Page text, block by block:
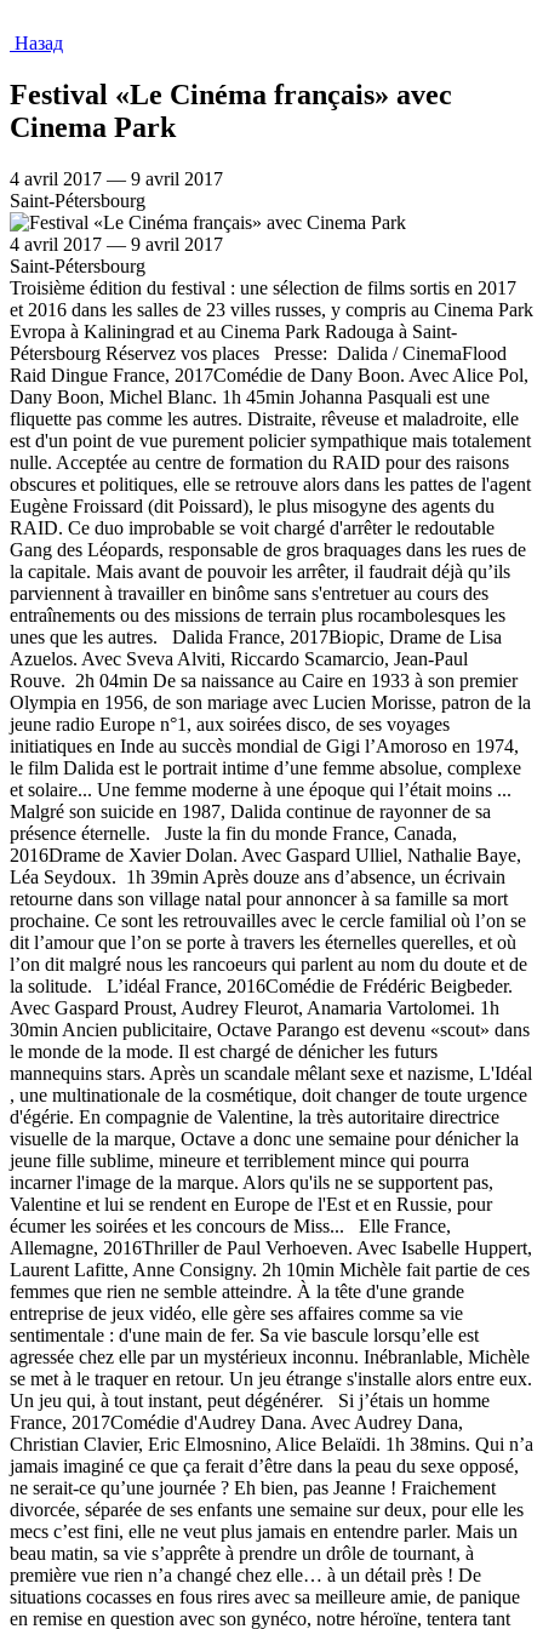
Назад
Festival «Le Cinéma français» avec
Cinema Park
4 avril 2017 — 9 avril 2017
Saint-Pétersbourg
4 avril 2017 — 9 avril 2017
Saint-Pétersbourg
Troisième édition du festival : une sélection de films sortis en 2017
et 2016 dans les salles de 23 villes russes, y compris au Cinema Park
Evropa à Kaliningrad et au Cinema Park Radouga à Saint-
Pétersbourg Réservez vos places Presse: Dalida / CinemaFlood
Raid Dingue France, 2017Comédie de Dany Boon. Avec Alice Pol,
Dany Boon, Michel Blanc. 1h 45min Johanna Pasquali est une
fliquette pas comme les autres. Distraite, rêveuse et maladroite, elle
est d'un point de vue purement policier sympathique mais totalement
nulle. Acceptée au centre de formation du RAID pour des raisons
obscures et politiques, elle se retrouve alors dans les pattes de l'agent
Eugène Froissard (dit Poissard), le plus misogyne des agents du
RAID. Ce duo improbable se voit chargé d'arrêter le redoutable
Gang des Léopards, responsable de gros braquages dans les rues de
la capitale. Mais avant de pouvoir les arrêter, il faudrait déjà qu’ils
parviennent à travailler en binôme sans s'entretuer au cours des
entraînements ou des missions de terrain plus rocambolesques les
unes que les autres. Dalida France, 2017Biopic, Drame de Lisa
Azuelos. Avec Sveva Alviti, Riccardo Scamarcio, Jean-Paul
Rouve. 2h 04min De sa naissance au Caire en 1933 à son premier
Olympia en 1956, de son mariage avec Lucien Morisse, patron de la
jeune radio Europe n°1, aux soirées disco, de ses voyages
initiatiques en Inde au succès mondial de Gigi l’Amoroso en 1974,
le film Dalida est le portrait intime d’une femme absolue, complexe
et solaire... Une femme moderne à une époque qui l’était moins ...
Malgré son suicide en 1987, Dalida continue de rayonner de sa
présence éternelle. Juste la fin du monde France, Canada,
2016Drame de Xavier Dolan. Avec Gaspard Ulliel, Nathalie Baye,
Léa Seydoux. 1h 39min Après douze ans d’absence, un écrivain
retourne dans son village natal pour annoncer à sa famille sa mort
prochaine. Ce sont les retrouvailles avec le cercle familial où l’on se
dit l’amour que l’on se porte à travers les éternelles querelles, et où
l’on dit malgré nous les rancoeurs qui parlent au nom du doute et de
la solitude. L’idéal France, 2016Comédie de Frédéric Beigbeder.
Avec Gaspard Proust, Audrey Fleurot, Anamaria Vartolomei. 1h
30min Ancien publicitaire, Octave Parango est devenu «scout» dans
le monde de la mode. Il est chargé de dénicher les futurs
mannequins stars. Après un scandale mêlant sexe et nazisme, L'Idéal
, une multinationale de la cosmétique, doit changer de toute urgence
d'égérie. En compagnie de Valentine, la très autoritaire directrice
visuelle de la marque, Octave a donc une semaine pour dénicher la
jeune fille sublime, mineure et terriblement mince qui pourra
incarner l'image de la marque. Alors qu'ils ne se supportent pas,
Valentine et lui se rendent en Europe de l'Est et en Russie, pour
écumer les soirées et les concours de Miss... Elle France,
Allemagne, 2016Thriller de Paul Verhoeven. Avec Isabelle Huppert,
Laurent Lafitte, Anne Consigny. 2h 10min Michèle fait partie de ces
femmes que rien ne semble atteindre. À la tête d'une grande
entreprise de jeux vidéo, elle gère ses affaires comme sa vie
sentimentale : d'une main de fer. Sa vie bascule lorsqu’elle est
agressée chez elle par un mystérieux inconnu. Inébranlable, Michèle
se met à le traquer en retour. Un jeu étrange s'installe alors entre eux.
Un jeu qui, à tout instant, peut dégénérer. Si j’étais un homme
France, 2017Comédie d'Audrey Dana. Avec Audrey Dana,
Christian Clavier, Eric Elmosnino, Alice Belaïdi. 1h 38mins. Qui n’a
jamais imaginé ce que ça ferait d’être dans la peau du sexe opposé,
ne serait-ce qu’une journée ? Eh bien, pas Jeanne ! Fraichement
divorcée, séparée de ses enfants une semaine sur deux, pour elle les
mecs c’est fini, elle ne veut plus jamais en entendre parler. Mais un
beau matin, sa vie s’apprête à prendre un drôle de tournant, à
première vue rien n’a changé chez elle… à un détail près ! De
situations cocasses en fous rires avec sa meilleure amie, de panique
en remise en question avec son gynéco, notre héroïne, tentera tant